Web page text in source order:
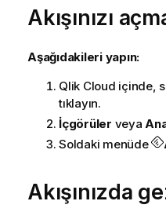
Akışınızı
Aşağıdakileri yapın:
Qlik Cloud içinde,
tıklayın.
İçgörüler veya
Soldaki menüde
Akışınızda